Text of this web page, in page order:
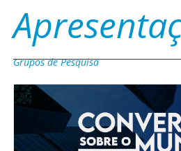
Grupos de Pesquisa